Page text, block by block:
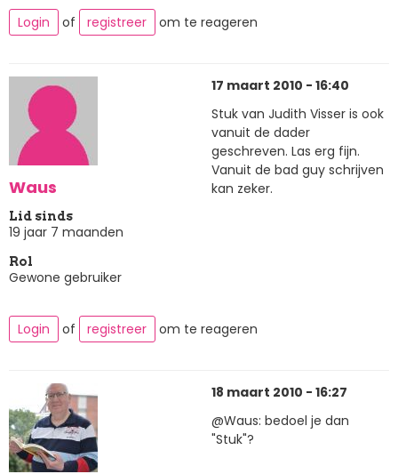
Login
of registreer om te reageren
Waus
Lid sinds
19 jaar 7 maanden
Rol
Gewone gebruiker
17 maart 2010 - 16:40
Stuk van Judith Visser is ook
vanuit de dader
geschreven. Las erg fijn.
Vanuit de bad guy schrijven
kan zeker.
Login of registreer om te reageren
18 maart 2010 - 16:27
@Waus: bedoel je dan
"Stuk"?